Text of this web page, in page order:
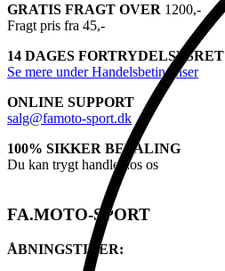
GRATIS FRAGT OVER 1200,-
Fragt pris fra 45,-
14 DAGES FORTRYDELSESRET
Se mere under Handelsbetingelser
ONLINE SUPPORT
salg@famoto-sport.dk
100% SIKKER BETALING
Du kan trygt handle hos os
FA.MOTO-SPORT
ÅBNINGSTIDER: